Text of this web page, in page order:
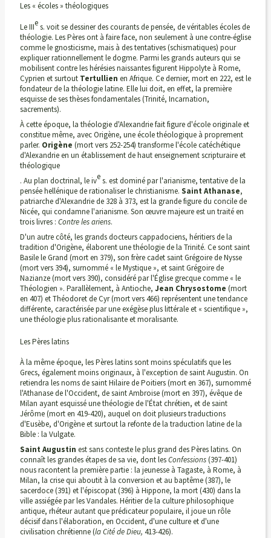
Les « écoles » théologiques
Le IIIes. voit se dessiner des courants de pensée, de véritables écoles de
théologie. Les Pères ont à faire face, non seulement à une contre-église
comme le gnosticisme, mais à des tentatives (schismatiques) pour
expliquer rationnellement le dogme. Parmi les grands auteurs qui se
mobilisent contre les hérésies naissantes figurent Hippolyte à Rome,
Cyprien et surtout Tertullien en Afrique. Ce dernier, mort en 222, est le
fondateur de la théologie latine. Elle lui doit, en effet, la première
esquisse de ses thèses fondamentales (Trinité, Incarnation,
sacrements).
À cette époque, la théologie d'Alexandrie fait figure d'école originale et
constitue même, avec Origène, une école théologique à proprement
parler. Origène (mort vers 252-254) transforme l'école catéchétique
d'Alexandrie en un établissement de haut enseignement scripturaire et
théologique
. Au plan doctrinal, le ives. est dominé par l'arianisme, tentative de la
pensée hellénique de rationaliser le christianisme. Saint Athanase,
patriarche d'Alexandrie de 328 à 373, est la grande figure du concile de
Nicée, qui condamne l'arianisme. Son œuvre majeure est un traité en
trois livres : Contre les ariens.
D'un autre côté, les grands docteurs cappadociens, héritiers de la
tradition d'Origène, élaborent une théologie de la Trinité. Ce sont saint
Basile le Grand (mort en 379), son frère cadet saint Grégoire de Nysse
(mort vers 394), surnommé « le Mystique », et saint Grégoire de
Nazianze (mort vers 390), considéré par l'Église grecque comme « le
Théologien ». Parallèlement, à Antioche, Jean Chrysostome (mort
en 407) et Théodoret de Cyr (mort vers 466) représentent une tendance
différente, caractérisée par une exégèse plus littérale et « scientifique »,
une théologie plus rationalisante et moralisante.
Les Pères latins
À la même époque, les Pères latins sont moins spéculatifs que les
Grecs, également moins originaux, à l'exception de saint Augustin. On
retiendra les noms de saint Hilaire de Poitiers (mort en 367), surnommé
l'Athanase de l'Occident, de saint Ambroise (mort en 397), évêque de
Milan ayant esquissé une théologie de l'État chrétien, et de saint
Jérôme (mort en 419-420), auquel on doit plusieurs traductions
d'Eusèbe, d'Origène et surtout la refonte de la traduction latine de la
Bible : la Vulgate.
Saint Augustin est sans conteste le plus grand des Pères latins. On
connaît les grandes étapes de sa vie, dont lesConfessions(397-401)
nous racontent la première partie : la jeunesse à Tagaste, à Rome, à
Milan, la crise qui aboutit à la conversion et au baptême (387), le
sacerdoce (391) et l'épiscopat (396) à Hippone, la mort (430) dans la
ville assiégée par les Vandales. Héritier de la culture philosophique
antique, rhéteur autant que prédicateur populaire, il joue un rôle
décisif dans l'élaboration, en Occident, d'une culture et d'une
civilisation chrétienne (la Cité de Dieu, 413-426).